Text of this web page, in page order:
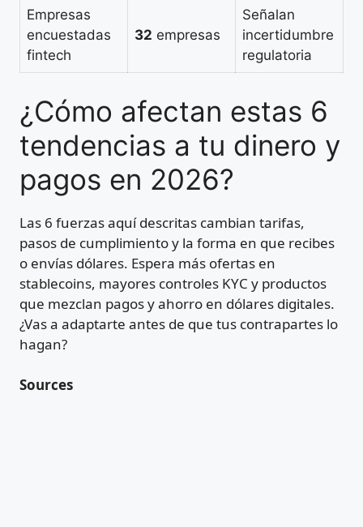
Empresas
encuestadas
fintech
32 empresas
Señalan
incertidumbre
regulatoria
¿Cómo afectan estas 6
tendencias a tu dinero y
pagos en 2026?
Las 6 fuerzas aquí descritas cambian tarifas,
pasos de cumplimiento y la forma en que recibes
o envías dólares. Espera más ofertas en
stablecoins, mayores controles KYC y productos
que mezclan pagos y ahorro en dólares digitales.
¿Vas a adaptarte antes de que tus contrapartes lo
hagan?
Sources